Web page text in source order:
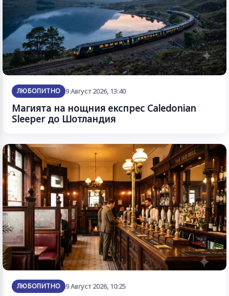
ЛЮБОПИТНО 9 Август 2026, 13:40
Магията на нощния експрес Caledonian
Sleeper до Шотландия
ЛЮБОПИТНО 9 Август 2026, 10:25